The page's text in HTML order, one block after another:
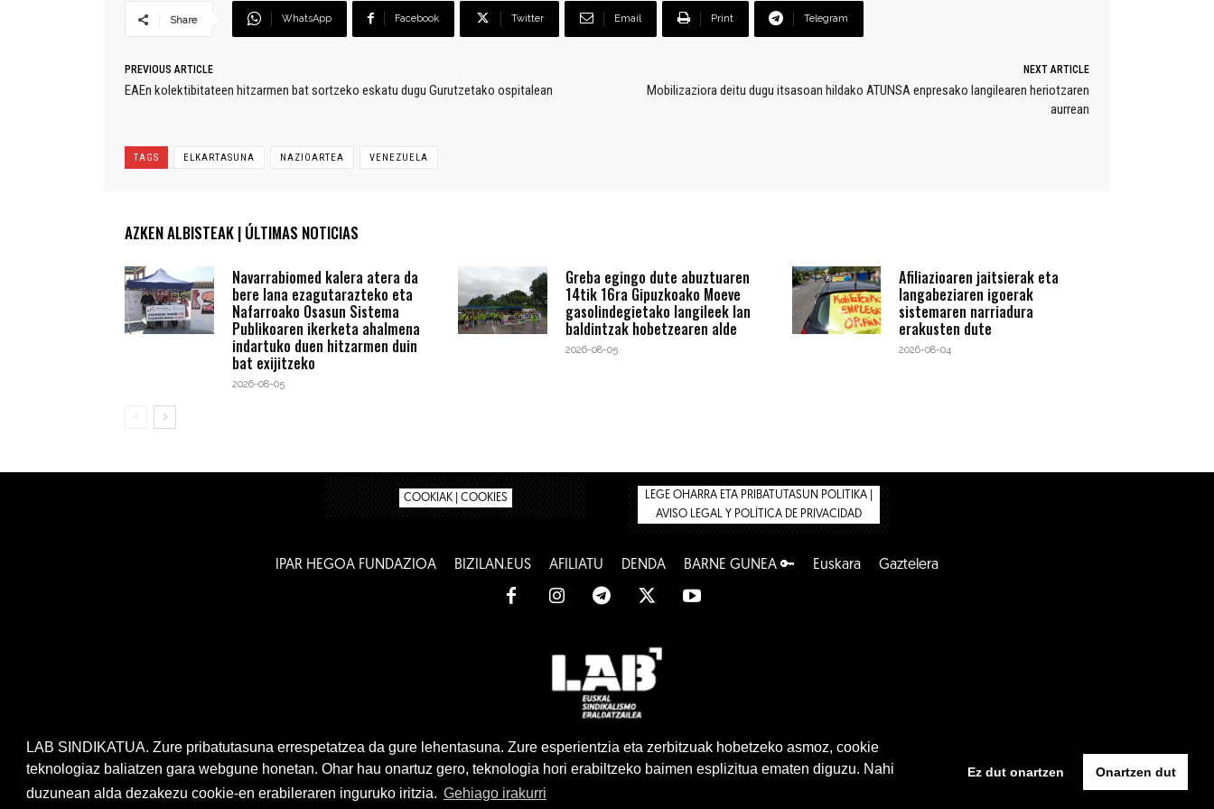
Share WhatsApp Facebook Twitter Email Print Telegram
PREVIOUS ARTICLE
EAEn kolektibitateen hitzarmen bat sortzeko eskatu dugu Gurutzetako ospitalean
NEXT ARTICLE
Mobilizaziora deitu dugu itsasoan hildako ATUNSA enpresako langilearen heriotzaren
aurrean
TAGS ELKARTASUNA NAZIOARTEA VENEZUELA
AZKEN ALBISTEAK | ÚLTIMAS NOTICIAS
Navarrabiomed kalera atera da
bere lana ezagutarazteko eta
Nafarroako Osasun Sistema
Publikoaren ikerketa ahalmena
indartuko duen hitzarmen duin
bat exijitzeko
2026-08-05
Greba egingo dute abuztuaren
14tik 16ra Gipuzkoako Moeve
gasolindegietako langileek lan
baldintzak hobetzearen alde
2026-08-05
Afiliazioaren jaitsierak eta
langabeziaren igoerak
sistemaren narriadura
erakusten dute
2026-08-04
COOKIAK | COOKIES
LEGE OHARRA ETA PRIBATUTASUN POLITIKA |
AVISO LEGAL Y POLÍTICA DE PRIVACIDAD
IPAR HEGOA FUNDAZIOA BIZILAN.EUS AFILIATU DENDA BARNE GUNEA 🔑 Euskara Gaztelera
www.lab.eus
Euskara Gaztelera
LAB SINDIKATUA. Zure pribatutasuna errespetatzea da gure lehentasuna. Zure esperientzia eta zerbitzuak hobetzeko asmoz, cookie
teknologiaz baliatzen gara webgune honetan. Ohar hau onartuz gero, teknologia hori erabiltzeko baimen esplizitua ematen diguzu. Nahi
duzunean alda dezakezu cookie-en erabileraren inguruko iritzia. Gehiago irakurri
Ez dut onartzen Onartzen dut